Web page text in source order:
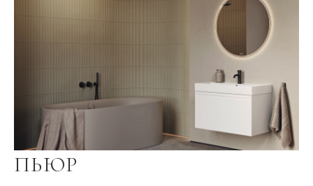
Цвет производителя
Капучино светлый
ПЬЮР